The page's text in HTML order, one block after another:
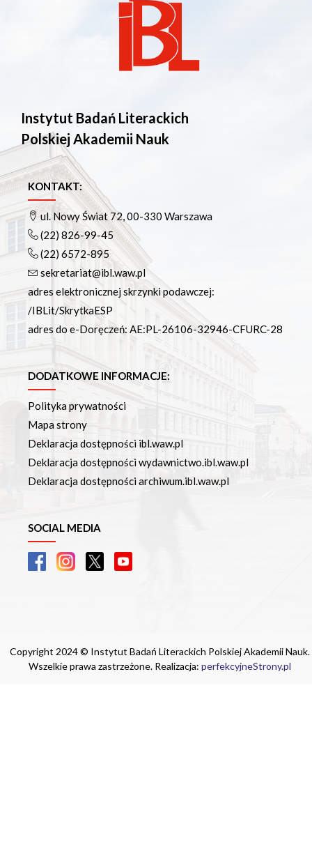
Instytut Badań Literackich
Polskiej Akademii Nauk
KONTAKT:
ul. Nowy Świat 72, 00-330 Warszawa
(22) 826-99-45
(22) 6572-895
sekretariat@ibl.waw.pl
adres elektronicznej skrzynki podawczej:
/IBLit/SkrytkaESP
adres do e-Doręczeń: AE:PL-26106-32946-CFURC-28
DODATKOWE INFORMACJE:
Polityka prywatności
Mapa strony
Deklaracja dostępności ibl.waw.pl
Deklaracja dostępności wydawnictwo.ibl.waw.pl
Deklaracja dostępności archiwum.ibl.waw.pl
SOCIAL MEDIA
Copyright 2024 © Instytut Badań Literackich Polskiej Akademii Nauk.
Wszelkie prawa zastrzeżone. Realizacja: perfekcyjneStrony.pl